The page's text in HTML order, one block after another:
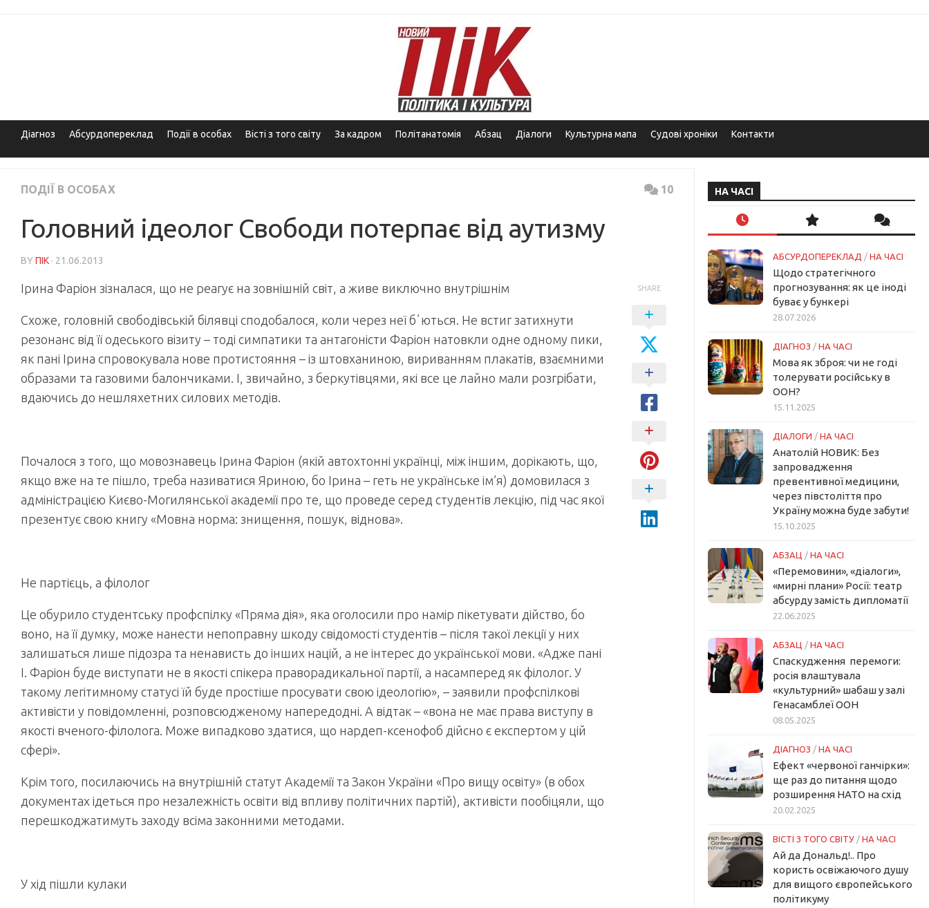
Діагноз Абсурдопереклад Події в особах Вісті з того світу За кадром Політанатомія Абзац Діалоги Культурна мапа Судові хроніки Контакти
ПОДІЇ В ОСОБАХ 10
Головний ідеолог Свободи потерпає від аутизму
BY ПІК · 21.06.2013
Ірина Фаріон зізналася, що не реагує на зовнішній світ, а живе виключно внутрішнім
Схоже, головній свободівській білявці сподобалося, коли через неї бʼються. Не встиг затихнути
резонанс від її одеського візиту – тоді симпатики та антагоністи Фаріон натовкли одне одному пики,
як пані Ірина спровокувала нове протистояння – із штовханиною, вириванням плакатів, взаємними
образами та газовими балончиками. І, звичайно, з беркутівцями, які все це лайно мали розгрібати,
вдаючись до нешляхетних силових методів.
Почалося з того, що мовознавець Ірина Фаріон (якій автохтонні українці, між іншим, дорікають, що,
якщо вже на те пішло, треба називатися Яриною, бо Ірина – геть не українське ім’я) домовилася з
адміністрацією Києво-Могилянської академії про те, що проведе серед студентів лекцію, під час якої
презентує свою книгу «Мовна норма: знищення, пошук, віднова».
Не партієць, а філолог
Це обурило студентську профспілку «Пряма дія», яка оголосили про намір пікетувати дійство, бо
воно, на її думку, може нанести непоправну шкоду свідомості студентів – після такої лекції у них
залишаться лише підозра та ненависть до інших націй, а не інтерес до української мови. «Адже пані
І. Фаріон буде виступати не в якості спікера праворадикальної партії, а насамперед як філолог. У
такому легітимному статусі їй буде простіше просувати свою ідеологію», – заявили профспілкові
активісти у повідомленні, розповсюдженому напередодні. А відтак – «вона не має права виступу в
якості вченого-філолога. Може випадково здатися, що нардеп-ксенофоб дійсно є експертом у цій
сфері».
Крім того, посилаючись на внутрішній статут Академії та Закон України «Про вищу освіту» (в обох
документах ідеться про незалежність освіти від впливу політичних партій), активісти пообіцяли, що
перешкоджатимуть заходу всіма законними методами.
У хід пішли кулаки
SHARE
НА ЧАСІ
АБСУРДОПЕРЕКЛАД / НА ЧАСІ
Щодо стратегічного
прогнозування: як це іноді
буває у бункері
28.07.2026
ДІАГНОЗ / НА ЧАСІ
Мова як зброя: чи не годі
толерувати російську в
ООН?
15.11.2025
ДІАЛОГИ / НА ЧАСІ
Анатолій НОВИК: Без
запровадження
превентивної медицини,
через півстоліття про
Україну можна буде забути!
15.10.2025
АБЗАЦ / НА ЧАСІ
«Перемовини», «діалоги»,
«мирні плани» Росії: театр
абсурду замість дипломатії
22.06.2025
АБЗАЦ / НА ЧАСІ
Спаскудження перемоги:
росія влаштувала
«культурний» шабаш у залі
Генасамблеї ООН
08.05.2025
ДІАГНОЗ / НА ЧАСІ
Ефект «червоної ганчірки»:
ще раз до питання щодо
розширення НАТО на схід
20.02.2025
ВІСТІ З ТОГО СВІТУ / НА ЧАСІ
Ай да Дональд!.. Про
користь освіжаючого душу
для вищого європейського
політикуму